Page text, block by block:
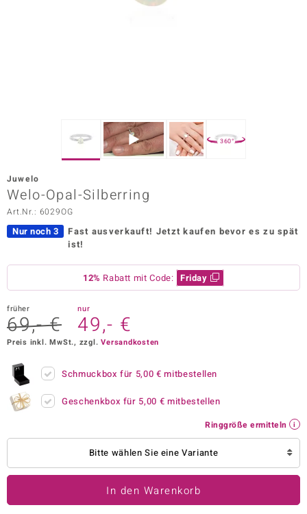
Vogue
Paraíso
Collection
BY DE MELO
360°
Juwelo
Welo-Opal-Silberring
Art.Nr.: 6029OG
Nur noch 3 Fast ausverkauft! Jetzt kaufen bevor es zu spät
ist!
12% Rabatt mit Code: Friday
früher
69,- €
nur
49,- €
Preis inkl. MwSt., zzgl.Versandkosten
Schmuckbox für 5,00 € mitbestellen
Geschenkbox für 5,00 € mitbestellen
Ringgröße ermitteln
Bitte wählen Sie eine Variante
In den Warenkorb